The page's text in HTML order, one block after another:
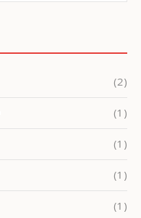
(2)
(1)
(1)
(1)
(1)